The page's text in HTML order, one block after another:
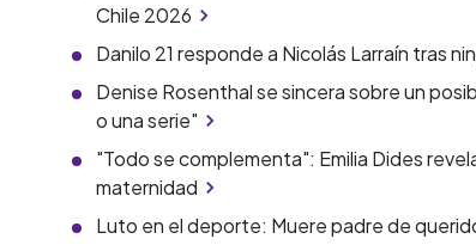
Chile 2026
Danilo 21 responde a Nicolás Larraín tras
Denise Rosenthal se sincera sobre un
o una serie"
"Todo se complementa": Emilia Dides
maternidad
Luto en el deporte: Muere padre de